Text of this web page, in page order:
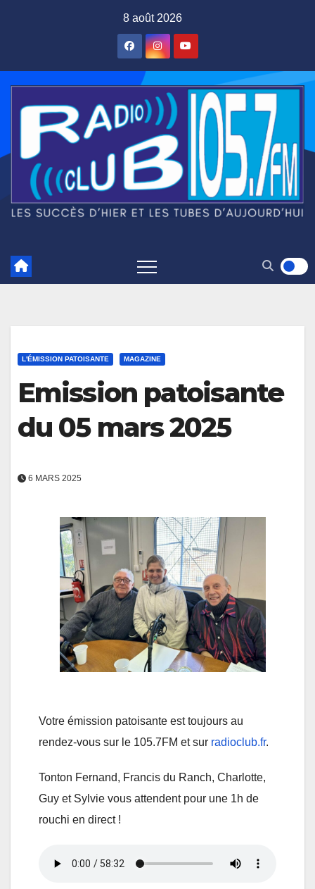
8 août 2026
L'ÉMISSION PATOISANTE MAGAZINE
Emission patoisante
du 05 mars 2025
6 MARS 2025
Votre émission patoisante est toujours au
rendez-vous sur le 105.7FM et sur radioclub.fr.
Tonton Fernand, Francis du Ranch, Charlotte,
Guy et Sylvie vous attendent pour une 1h de
rouchi en direct !